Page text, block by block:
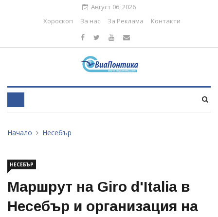
Август 06, 2026
Хороскоп
За нас За Реклама Контакти
Начало Несебър
НЕСЕБЪР
Маршрут на Giro d'Italia в
Несебър и организация на